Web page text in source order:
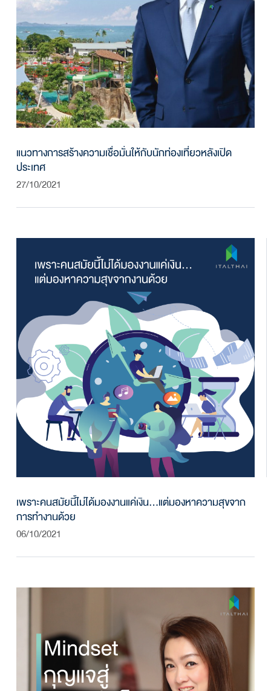
แนวทางการสร้างความเชื่อมั่นให้กับนักท่องเที่ยวหลังเปิด
ประเทศ
27/10/2021
เพราะคนสมัยนี้ไม่ได้มองงานแค่เงิน…แต่มองหาความสุขจาก
การทำงานด้วย
06/10/2021